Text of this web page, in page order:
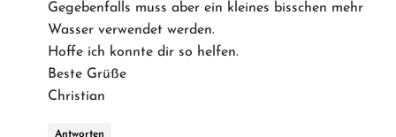
Gegebenfalls muss aber ein kleines bisschen mehr
Wasser verwendet werden.
Hoffe ich konnte dir so helfen.
Beste Grüße
Christian
Antworten